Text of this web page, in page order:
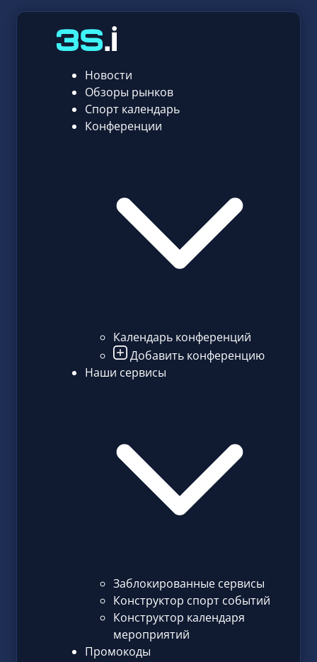
Новости
Обзоры рынков
Спорт календарь
Конференции
Календарь конференций
Добавить конференцию
Наши сервисы
Заблокированные сервисы
Конструктор спорт событий
Конструктор календаря
мероприятий
Промокоды